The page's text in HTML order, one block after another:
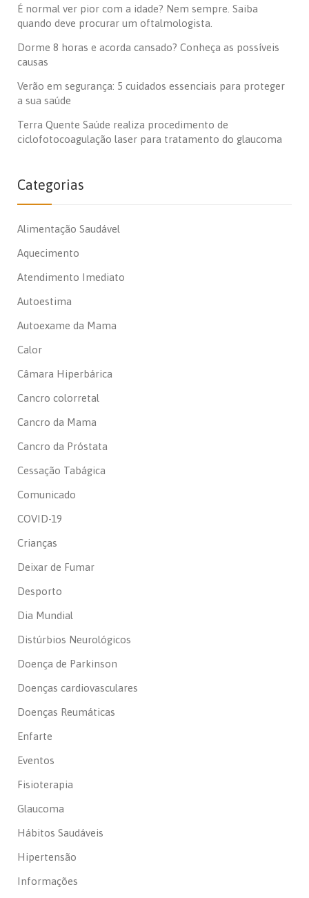
É normal ver pior com a idade? Nem sempre. Saiba
quando deve procurar um oftalmologista.
Dorme 8 horas e acorda cansado? Conheça as possíveis
causas
Verão em segurança: 5 cuidados essenciais para proteger
a sua saúde
Terra Quente Saúde realiza procedimento de
ciclofotocoagulação laser para tratamento do glaucoma
Categorias
Alimentação Saudável
Aquecimento
Atendimento Imediato
Autoestima
Autoexame da Mama
Calor
Câmara Hiperbárica
Cancro colorretal
Cancro da Mama
Cancro da Próstata
Cessação Tabágica
Comunicado
COVID-19
Crianças
Deixar de Fumar
Desporto
Dia Mundial
Distúrbios Neurológicos
Doença de Parkinson
Doenças cardiovasculares
Doenças Reumáticas
Enfarte
Eventos
Fisioterapia
Glaucoma
Hábitos Saudáveis
Hipertensão
Informações